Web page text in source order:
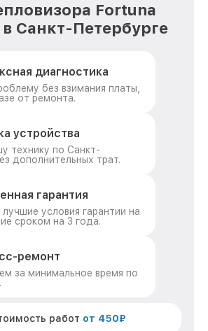
Fortuna
в Санкт-Петербурге
диагностика
без взимания платы,
от ремонта.
устройства
технику по Санкт-
дополнительных трат.
гарантия
условия гарантии на
сроком на 3 года.
ремонт
за минимальное время по
работ от 450₽